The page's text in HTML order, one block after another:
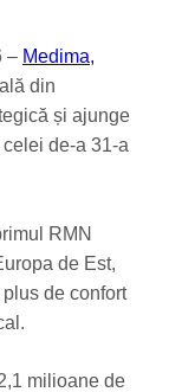
– Medima,
din
și ajunge
de-a 31-a
RMN
de Est,
de confort
milioane de